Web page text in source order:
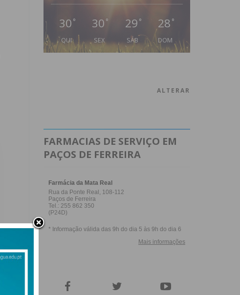
30 °
QUI
30 °
SEX
29 °
SÁB
28 °
DOM
ALTERAR
FARMACIAS DE SERVIÇO EM
PAÇOS DE FERREIRA